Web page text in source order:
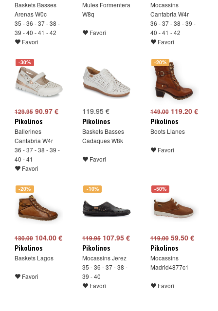
Baskets Basses
Arenas W0c
35 - 36 - 37 - 38 -
39 - 40 - 41 - 42
Favori
Mules Formentera
W8q
Favori
Mocassins
Cantabria W4r
36 - 37 - 38 - 39 -
40 - 41 - 42
Favori
-30%
129.95 90.97 €
Pikolinos
Ballerines
Cantabria W4r
36 - 37 - 38 - 39 -
40 - 41
Favori
119.95 €
Pikolinos
Baskets Basses
Cadaques W8k
Favori
-20%
149.00119.20 €
Pikolinos
Boots Llanes
Favori
-20%
130.00 104.00 €
Pikolinos
Baskets Lagos
Favori
-10%
119.95107.95 €
Pikolinos
Mocassins Jerez
35 - 36 - 37 - 38 -
39 - 40
Favori
-50%
119.0059.50 €
Pikolinos
Mocassins
Madrid4877c1
Favori